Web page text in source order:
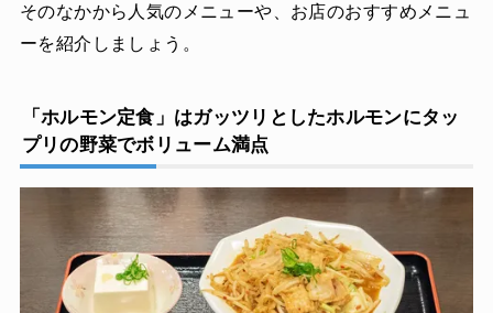
そのなかから人気のメニューや、お店のおすすめメニュ
ーを紹介しましょう。
「ホルモン定食」はガッツリとしたホルモンにタッ
プリの野菜でボリューム満点